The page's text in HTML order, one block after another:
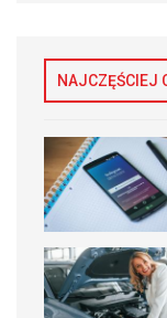
NAJCZĘŚCIEJ